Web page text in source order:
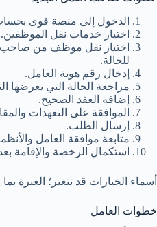
الدخول إلى منصة قوى
اختيار خدمات نقل الموظفين.
اختيار نقل موظف من صاحب
للحالة.
إدخال رقم هوية العامل.
مراجعة الحالة التي يعرضها
إضافة العقد الصحيح.
الموافقة على التعهدات
إرسال الطلب.
متابعة موافقة العامل
استكمال الرخصة والإقامة
أسماء الخيارات قد تتغير؛ العبرة
خطوات العامل